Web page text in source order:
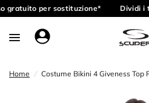
gratuito per sostituzione* Dividi i
Home / Costume Bikini 4 Giveness Top